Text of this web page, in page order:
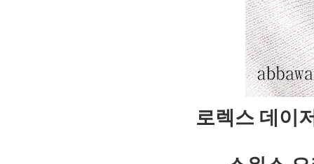
로렉스 데이